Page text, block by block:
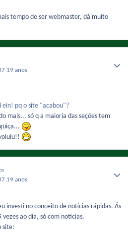
tempo de ser webmaster, dá muito
19 anos
ein! pq o site "acabou"?
mais... só q a maioria das seções tem
19 anos
investi no conceito de notícias rápidas. Ás
ao dia, só com notícias.
site: